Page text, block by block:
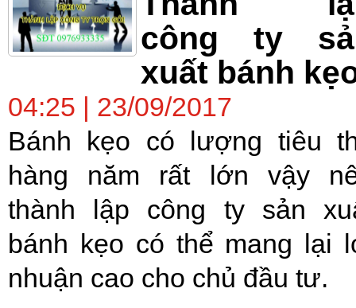
công ty
xuất bánh
04:25 | 23/09/2017
Bánh kẹo có lượng tiêu
hàng năm rất lớn vậy
thành lập công ty sản
bánh kẹo có thể mang lại
nhuận cao cho chủ đầu tư.